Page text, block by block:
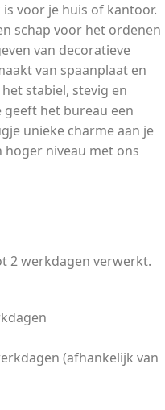
voor je huis of kantoor.
schap voor het ordenen
van decoratieve
van spaanplaat en
stabiel, stevig en
het bureau een
unieke charme aan je
hoger niveau met ons
2 werkdagen verwerkt.
(afhankelijk van